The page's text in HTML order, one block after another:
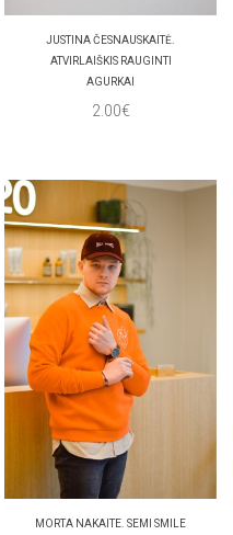
JUSTINA ČESNAUSKAITĖ.
ATVIRLAIŠKIS RAUGINTI
AGURKAI
2.00€
MORTA NAKAITE. SEMI SMILE